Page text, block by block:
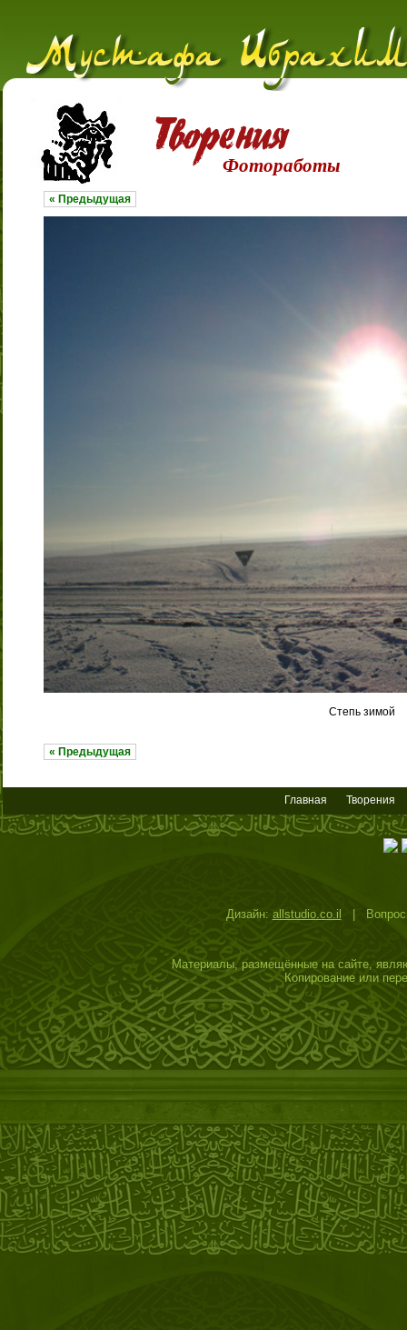
Фотоработы
« Предыдущая
Степь зимой
« Предыдущая
Главная Творения
Дизайн: allstudio.co.il |
Материалы, размещённые на сайте,
Копирование или